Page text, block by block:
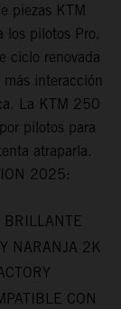
piezas KTM
los pilotos Pro.
ciclo renovada
interacción
La KTM 250
pilotos para
atraparla.
2025:
BRILLANTE
NARANJA 2K
CON